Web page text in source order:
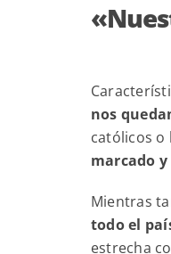
nos
católicos
marcado
Mientras
todo el
estrecha